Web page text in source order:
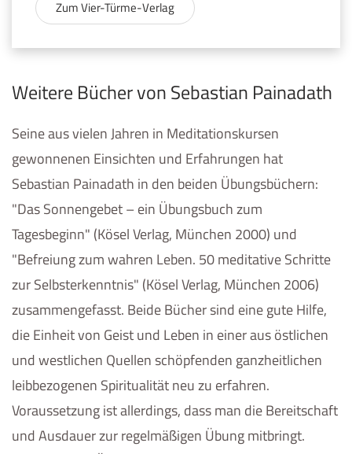
Zum Vier-Türme-Verlag
Weitere Bücher von Sebastian Painadath
Seine aus vielen Jahren in Meditationskursen
gewonnenen Einsichten und Erfahrungen hat
Sebastian Painadath in den beiden Übungsbüchern:
"Das Sonnengebet – ein Übungsbuch zum
Tagesbeginn" (Kösel Verlag, München 2000) und
"Befreiung zum wahren Leben. 50 meditative Schritte
zur Selbsterkenntnis" (Kösel Verlag, München 2006)
zusammengefasst. Beide Bücher sind eine gute Hilfe,
die Einheit von Geist und Leben in einer aus östlichen
und westlichen Quellen schöpfenden ganzheitlichen
leibbezogenen Spiritualität neu zu erfahren.
Voraussetzung ist allerdings, dass man die Bereitschaft
und Ausdauer zur regelmäßigen Übung mitbringt.